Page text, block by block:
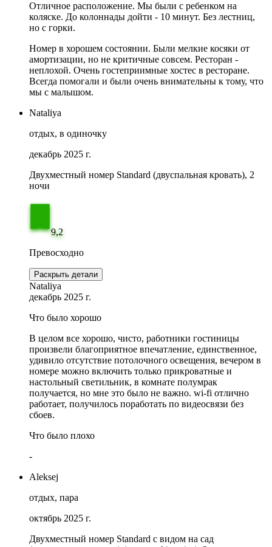
Отличное расположение. Мы были с ребенком на
коляске. До колоннады дойти - 10 минут. Без лестниц,
но с горки.
Номер в хорошем состоянии. Были мелкие косяки от
амортизации, но не критичные совсем. Ресторан -
неплохой. Очень гостеприимные хостес в ресторане.
Всегда помогали и были очень внимательны к тому, что
мы с малышом.
Nataliya
отдых, в одиночку
декабрь 2025 г.
Двухместный номер Standard (двуспальная кровать), 2
ночи
9,2
Превосходно
Раскрыть детали
Nataliya
декабрь 2025 г.
Что было хорошо
В целом все хорошо, чисто, работники гостиницы
произвели благоприятное впечатление, единственное,
удивило отсутствие потолочного освещения, вечером в
номере можно включить только прикроватные и
настольный светильник, в комнате полумрак
получается, но мне это было не важно. wi-fi отлично
работает, получилось поработать по видеосвязи без
сбоев.
Что было плохо
-
Aleksej
отдых, пара
октябрь 2025 г.
Двухместный номер Standard с видом на сад